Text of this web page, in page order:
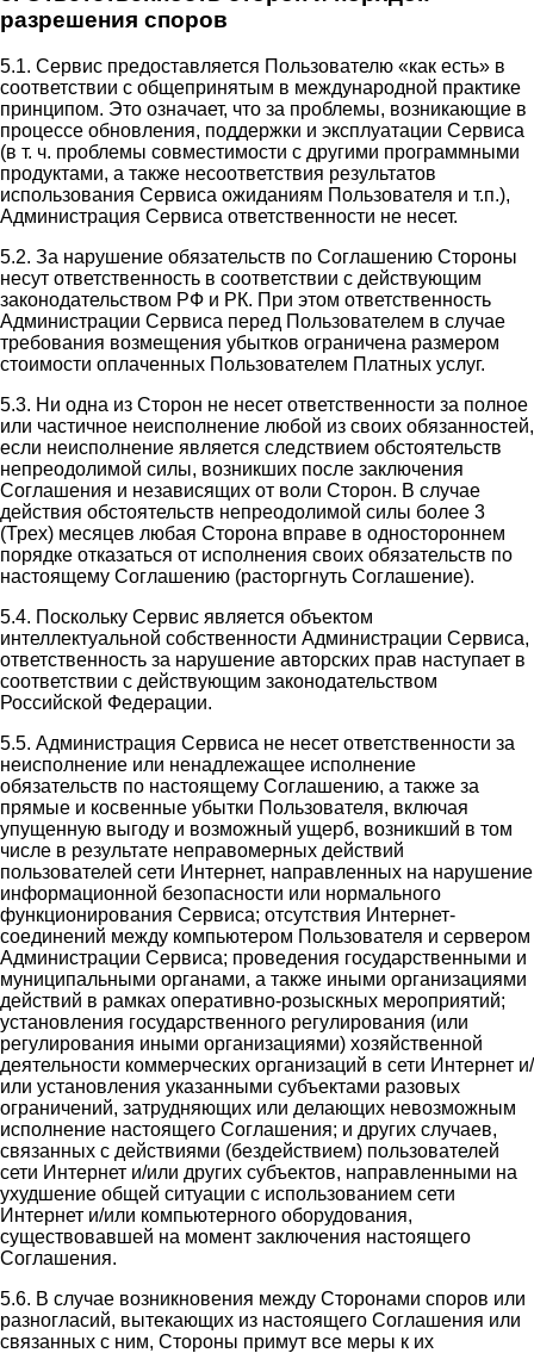
разрешения споров
5.1. Сервис предоставляется Пользователю «как есть» в
соответствии с общепринятым в международной практике
принципом. Это означает, что за проблемы, возникающие в
процессе обновления, поддержки и эксплуатации Сервиса
(в т. ч. проблемы совместимости с другими программными
продуктами, а также несоответствия результатов
использования Сервиса ожиданиям Пользователя и т.п.),
Администрация Сервиса ответственности не несет.
5.2. За нарушение обязательств по Соглашению Стороны
несут ответственность в соответствии с действующим
законодательством РФ и РК. При этом ответственность
Администрации Сервиса перед Пользователем в случае
требования возмещения убытков ограничена размером
стоимости оплаченных Пользователем Платных услуг.
5.3. Ни одна из Сторон не несет ответственности за полное
или частичное неисполнение любой из своих обязанностей,
если неисполнение является следствием обстоятельств
непреодолимой силы, возникших после заключения
Соглашения и независящих от воли Сторон. В случае
действия обстоятельств непреодолимой силы более 3
(Трех) месяцев любая Сторона вправе в одностороннем
порядке отказаться от исполнения своих обязательств по
настоящему Соглашению (расторгнуть Соглашение).
5.4. Поскольку Сервис является объектом
интеллектуальной собственности Администрации Сервиса,
ответственность за нарушение авторских прав наступает в
соответствии с действующим законодательством
Российской Федерации.
5.5. Администрация Сервиса не несет ответственности за
неисполнение или ненадлежащее исполнение
обязательств по настоящему Соглашению, а также за
прямые и косвенные убытки Пользователя, включая
упущенную выгоду и возможный ущерб, возникший в том
числе в результате неправомерных действий
пользователей сети Интернет, направленных на нарушение
информационной безопасности или нормального
функционирования Сервиса; отсутствия Интернет-
соединений между компьютером Пользователя и сервером
Администрации Сервиса; проведения государственными и
муниципальными органами, а также иными организациями
действий в рамках оперативно-розыскных мероприятий;
установления государственного регулирования (или
регулирования иными организациями) хозяйственной
деятельности коммерческих организаций в сети Интернет и/
или установления указанными субъектами разовых
ограничений, затрудняющих или делающих невозможным
исполнение настоящего Соглашения; и других случаев,
связанных с действиями (бездействием) пользователей
сети Интернет и/или других субъектов, направленными на
ухудшение общей ситуации с использованием сети
Интернет и/или компьютерного оборудования,
существовавшей на момент заключения настоящего
Соглашения.
5.6. В случае возникновения между Сторонами споров или
разногласий, вытекающих из настоящего Соглашения или
связанных с ним, Стороны примут все меры к их